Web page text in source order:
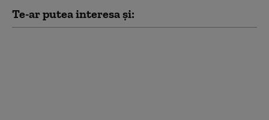
Te-ar putea interesa și: